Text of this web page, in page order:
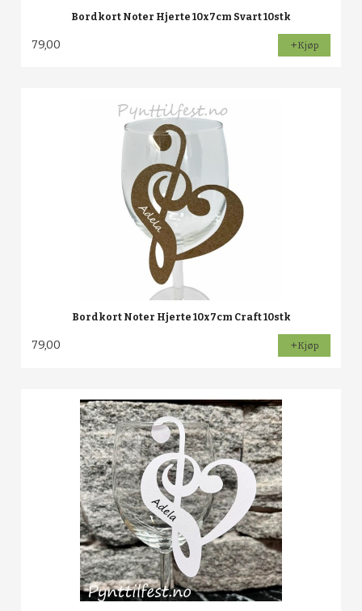
Bordkort Noter Hjerte 10x7cm Svart 10stk
79,00 Kjøp
Bordkort Noter Hjerte 10x7cm Craft 10stk
79,00 Kjøp